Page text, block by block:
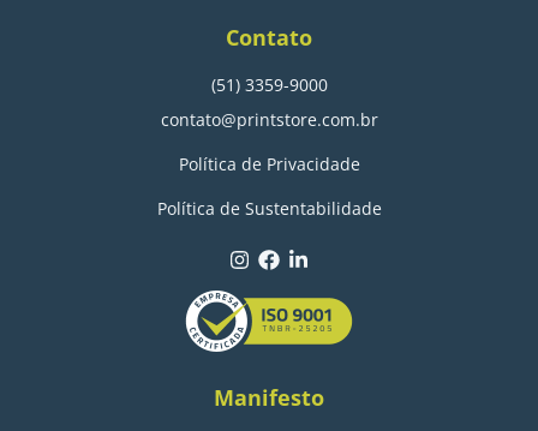
Contato
(51) 3359-9000
contato@printstore.com.br
Política de Privacidade
Política de Sustentabilidade
Manifesto